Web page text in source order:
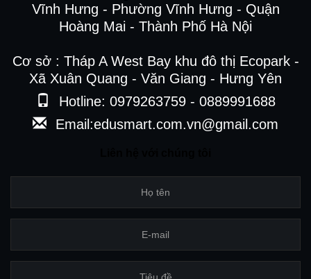
Vĩnh Hưng - Phường Vĩnh Hưng - Quận
Hoàng Mai - Thành Phố Hà Nội
Cơ sở : Tháp A West Bay khu đô thị Ecopark -
Xã Xuân Quang - Văn Giang - Hưng Yên
Hotline: 0979263759 - 0889991688
Email:edusmart.com.vn@gmail.com